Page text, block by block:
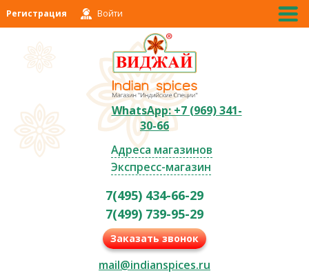
Регистрация Войти
WhatsApp: +7 (969) 341-
30-66
Адреса магазинов
Экспресс-магазин
7(495) 434-66-29
7(499) 739-95-29
Заказать звонок
mail@indianspices.ru